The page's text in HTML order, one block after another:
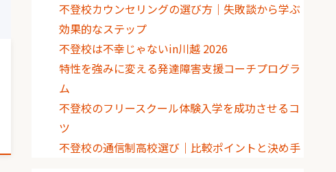
不登校カウンセリングの選び方｜失敗談から学ぶ
効果的なステップ
不登校は不幸じゃないin川越 2026
特性を強みに変える発達障害支援コーチプログラ
ム
不登校のフリースクール体験入学を成功させるコ
ツ
不登校の通信制高校選び｜比較ポイントと決め手